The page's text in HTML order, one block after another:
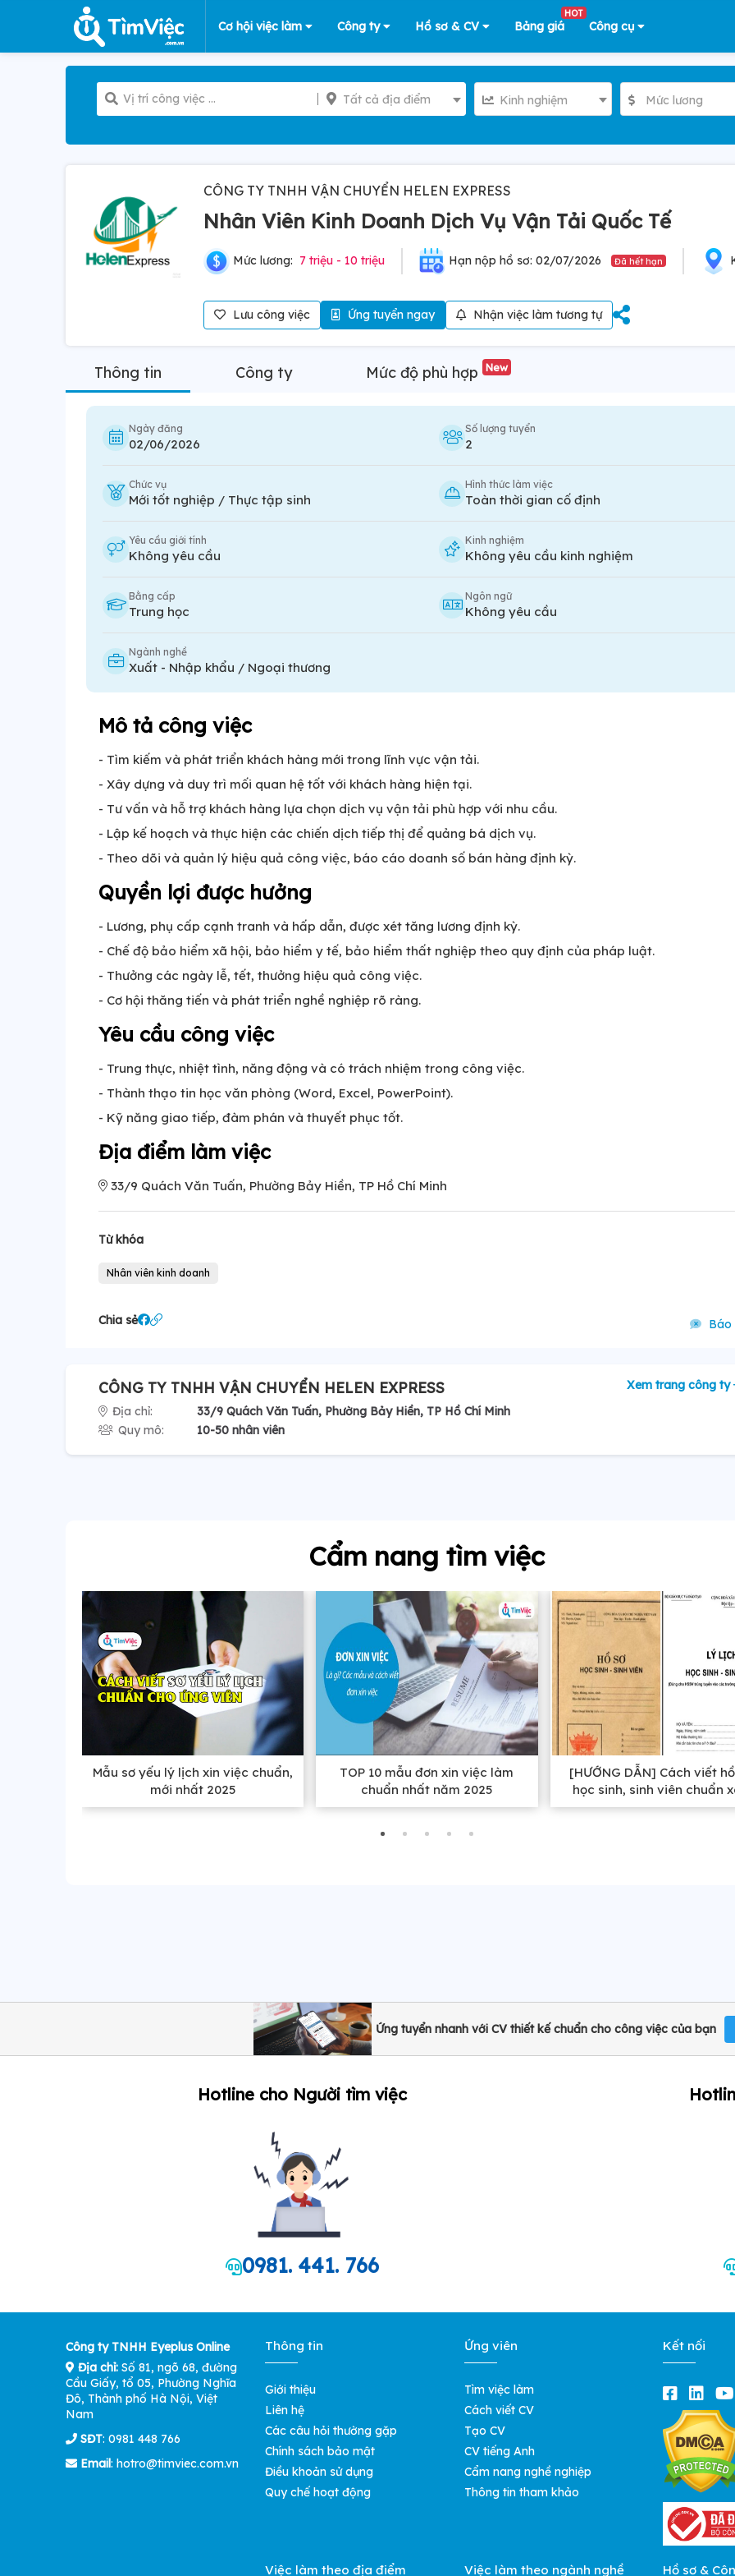
Cơ hội việc làm Công ty Hồ sơ & CV Bảng giá
HOT
Công cụ
Tất cả địa điểm Kinh nghiệm Mức lương
CÔNG TY TNHH VẬN CHUYỂN HELEN EXPRESS
Nhân Viên Kinh Doanh Dịch Vụ Vận Tải Quốc Tế
Mức lương: 7 triệu - 10 triệu Hạn nộp hồ sơ: 02/07/2026 Đã hết hạn
Lưu công việc Ứng tuyển ngay Nhận việc làm tương tự
Thông tin Công ty Mức độ phù hợp New
Ngày đăng
02/06/2026
Số lượng tuyển
2
Chức vụ
Mới tốt nghiệp / Thực tập sinh
Hình thức làm việc
Toàn thời gian cố định
Yêu cầu giới tính
Không yêu cầu
Kinh nghiệm
Không yêu cầu kinh nghiệm
Bằng cấp
Trung học
Ngôn ngữ
Không yêu cầu
Ngành nghề
Xuất - Nhập khẩu / Ngoại thương
Mô tả công việc
- Tìm kiếm và phát triển khách hàng mới trong lĩnh vực vận tải.
- Xây dựng và duy trì mối quan hệ tốt với khách hàng hiện tại.
- Tư vấn và hỗ trợ khách hàng lựa chọn dịch vụ vận tải phù hợp với nhu cầu.
- Lập kế hoạch và thực hiện các chiến dịch tiếp thị để quảng bá dịch vụ.
- Theo dõi và quản lý hiệu quả công việc, báo cáo doanh số bán hàng định kỳ.
Quyền lợi được hưởng
- Lương, phụ cấp cạnh tranh và hấp dẫn, được xét tăng lương định kỳ.
- Chế độ bảo hiểm xã hội, bảo hiểm y tế, bảo hiểm thất nghiệp theo quy định của pháp luật.
- Thưởng các ngày lễ, tết, thưởng hiệu quả công việc.
- Cơ hội thăng tiến và phát triển nghề nghiệp rõ ràng.
Yêu cầu công việc
- Trung thực, nhiệt tình, năng động và có trách nhiệm trong công việc.
- Thành thạo tin học văn phòng (Word, Excel, PowerPoint).
- Kỹ năng giao tiếp, đàm phán và thuyết phục tốt.
Địa điểm làm việc
33/9 Quách Văn Tuấn, Phường Bảy Hiền, TP Hồ Chí Minh
Từ khóa
Nhân viên kinh doanh
Chia sẻ Báo
CÔNG TY TNHH VẬN CHUYỂN HELEN EXPRESS
Địa chỉ:
33/9 Quách Văn Tuấn, Phường Bảy Hiền, TP Hồ Chí Minh
Quy mô:
10-50 nhân viên
Xem trang công ty
Cẩm nang tìm việc
Mẫu sơ yếu lý lịch xin việc chuẩn,
mới nhất 2025
TOP 10 mẫu đơn xin việc làm
chuẩn nhất năm 2025
[HƯỚNG DẪN] Cách viết
học sinh, sinh viên chuẩn
nhất
Ứng tuyển nhanh với CV thiết kế chuẩn cho công việc của bạn
Hotline cho Người tìm việc
0981. 441. 766
Công ty TNHH Eyeplus Online
Địa chỉ: Số 81, ngõ 68, đường
Cầu Giấy, tổ 05, Phường Nghĩa
Đô, Thành phố Hà Nội, Việt
Nam
SĐT: 0981 448 766
Email: hotro@timviec.com.vn
Thông tin
Giới thiệu
Liên hệ
Các câu hỏi thường gặp
Chính sách bảo mật
Điều khoản sử dụng
Quy chế hoạt động
Ứng viên
Tìm việc làm
Cách viết CV
Tạo CV
CV tiếng Anh
Cẩm nang nghề nghiệp
Thông tin tham khảo
Kết nối
Việc làm theo địa điểm Việc làm theo ngành nghề Hồ sơ &